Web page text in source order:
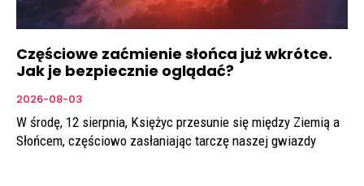
Częściowe zaćmienie słońca już wkrótce.
Jak je bezpiecznie oglądać?
2026-08-03
W środę, 12 sierpnia, Księżyc przesunie się między Ziemią a
Słońcem, częściowo zasłaniając tarczę naszej gwiazdy